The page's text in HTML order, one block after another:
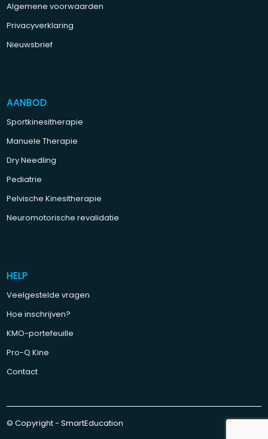
Algemene voorwaarden
Privacyverklaring
Nieuwsbrief
AANBOD
Sportkinesitherapie
Manuele Therapie
Dry Needling
Pediatrie
Pelvische Kinesitherapie
Neuromotorische revalidatie
HELP
Veelgestelde vragen
Hoe inschrijven?
KMO-portefeuille
Pro-Q Kine
Contact
© Copyright - SmartEducation